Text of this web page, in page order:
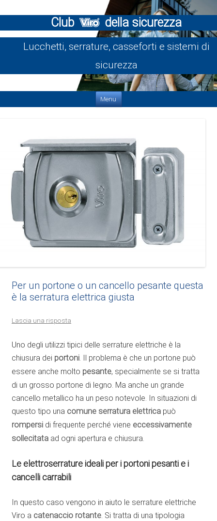
Club della sicurezza
Lucchetti, serrature, casseforti e sistemi di
sicurezza
Menu
Per un portone o un cancello pesante questa
è la serratura elettrica giusta
Lascia una risposta
Uno degli utilizzi tipici delle serrature elettriche è la
chiusura dei portoni. Il problema è che un portone può
essere anche molto pesante, specialmente se si tratta
di un grosso portone di legno. Ma anche un grande
cancello metallico ha un peso notevole. In situazioni di
questo tipo una comune serratura elettrica può
rompersi di frequente perché viene eccessivamente
sollecitata ad ogni apertura e chiusura.
Le elettroserrature ideali per i portoni pesanti e i
cancelli carrabili
In questo caso vengono in aiuto le serrature elettriche
Viro a catenaccio rotante. Si tratta di una tipologia